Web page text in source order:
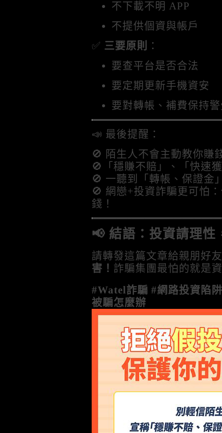
不下載不明 APP
不提供個資與帳戶
✅ 三要原則
：
要查平台是否合法
要定期更新手機資安
要對轉帳、補費保持
📣 最後提醒：
🚫 陌生人不會主動教你賺
🚫「穩賺不賠」、「快速
🚫 一聽到「轉帳、保證金
🚫 網戀+投資詐騙更可怕
錢！
📢 結語：投資請理性
請轉發這篇文章給親朋好
害！ 詐騙集團最怕的就是
#Watel詐騙 #網路投資陷
被騙怎麼辦